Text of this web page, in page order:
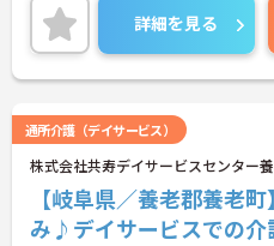
詳細を見る
通所介護（デイサービス）
株式会社共寿デイサービスセンター
【岐阜県／養老郡養老
み♪デイサービスでの介